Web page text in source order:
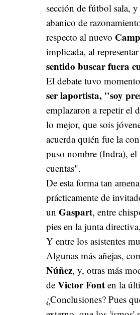
sección de fútbol sala,
abanico de
respecto al nuevo
implicada, al
sentido buscar fuera
El debate tuvo
ser laportista, "soy
emplazaron a repetir el
lo mejor, que sois
acuerda quién fue la
puso nombre (Indra),
cuentas".
De esta forma tan
prácticamente de
un Gaspart, entre
pies en la junta
Y entre los asistentes
Algunas más añejas,
Núñez, y, otras más
de Victor Font en la
¿Conclusiones? Pues